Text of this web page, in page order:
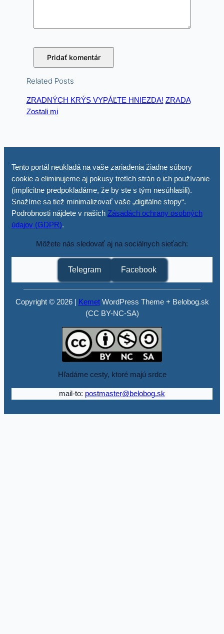
Related Posts
ZRADNÝCH KRÝS VYPÁĽTE HNIEZDA! ZRADA
Zostali mi
Tento portál neukladá na vaše zariadenia žiadne súbory
cookie a eliminujeme aj pokusy tretích strán o ich používanie
(implicitne predpokladáme, že by ste s tým nesúhlasili).
Snažíme sa tiež minimalizovať vaše „digitálne stopy“.
Podrobnosti nájdete v našich Zásadách ochrany osobných
údajov (GDPR).
Môžete nás sledovať aj na sociálnych sieťach:
Telegram Facebook
Copyright © 2026 | KemetWordPress Theme + Belobog.sk
(CC BY-NC-SA)
Hľadáme cesty, ktoré majú srdce
mail-to: postmaster@belobog.sk